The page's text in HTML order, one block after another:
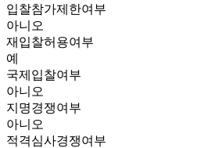
입찰참가제한여부
아니오
재입찰허용여부
예
국제입찰여부
아니오
지명경쟁여부
아니오
적격심사경쟁여부